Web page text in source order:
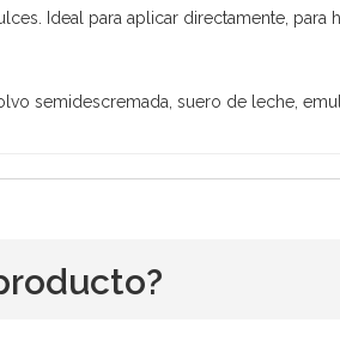
Ideal para aplicar directamente, para
semidescremada, suero de leche,